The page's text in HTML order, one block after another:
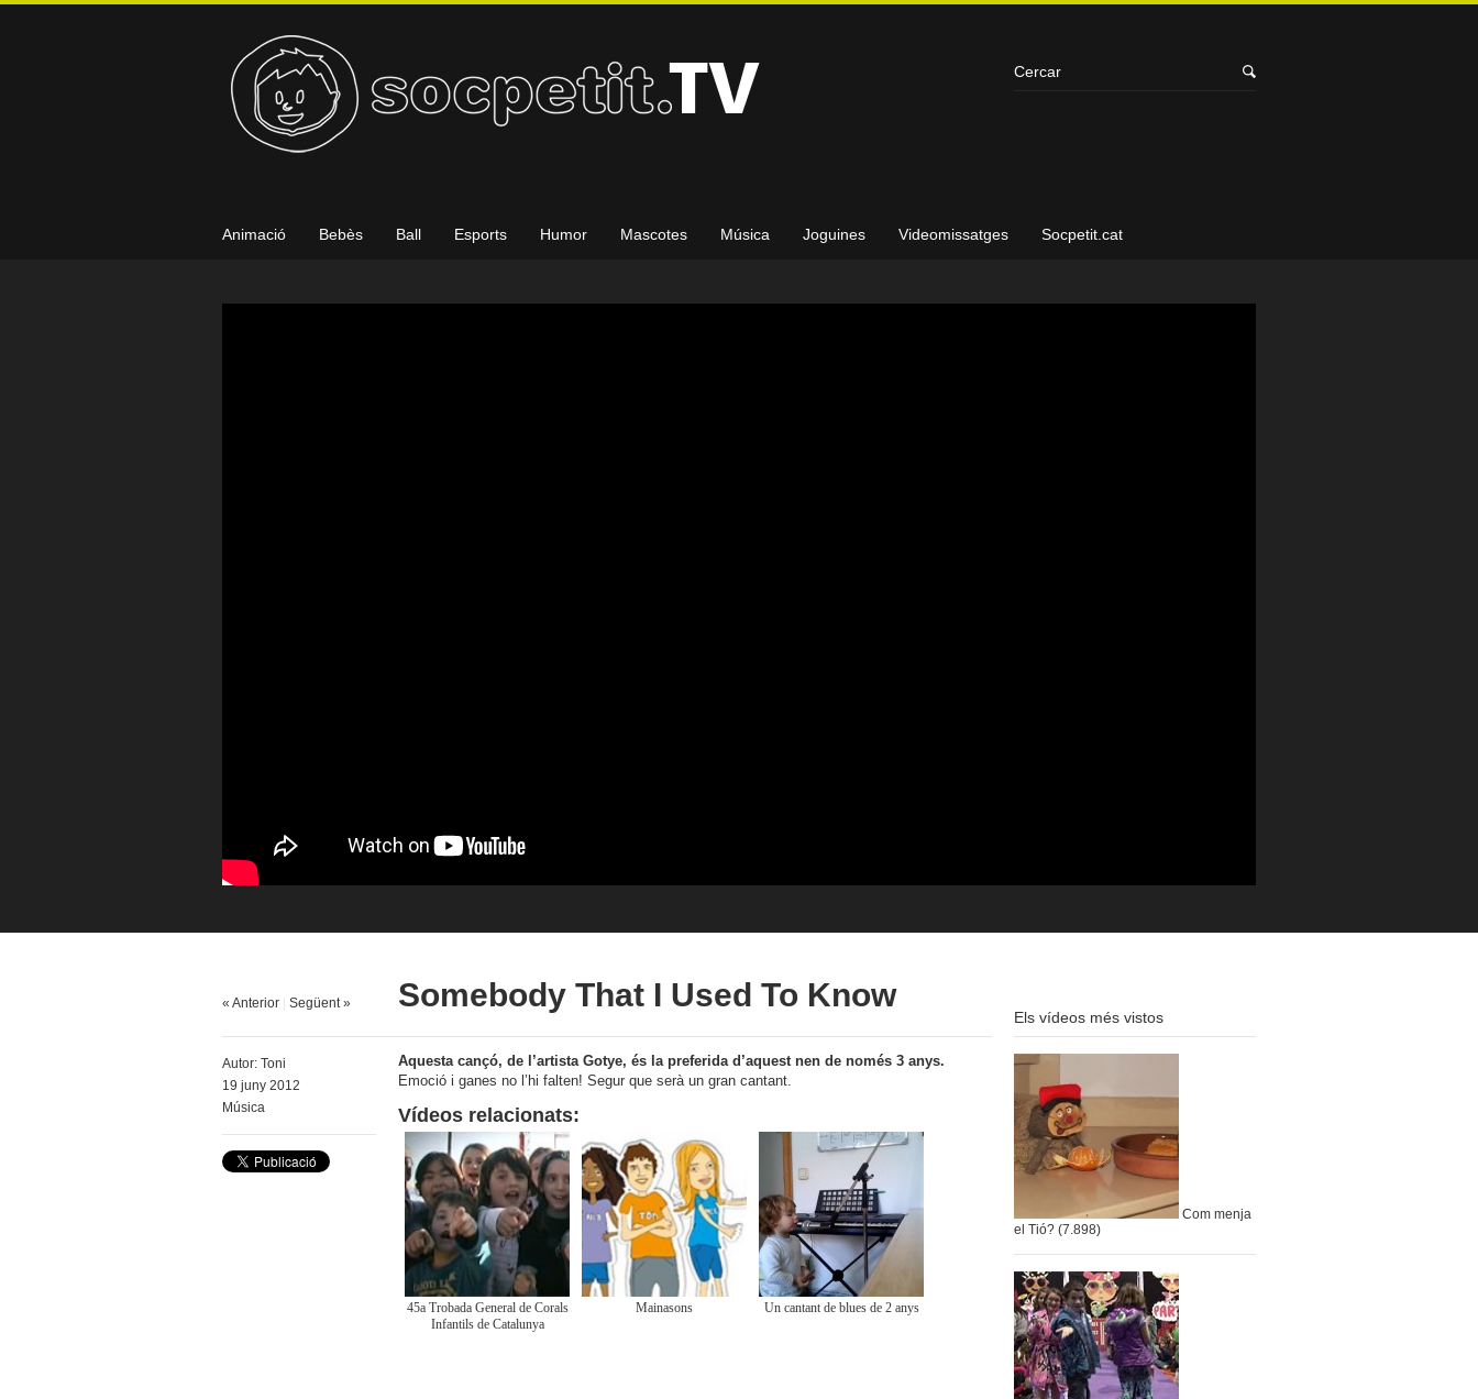
Animació Bebès Ball Esports Humor Mascotes Música Joguines Videomissatges Socpetit.cat
Somebody That I Used To Know
« Anterior Següent »
Autor: Toni
19 juny 2012
Música
Aquesta cançó, de l’artista Gotye, és la preferida d’aquest nen de només 3 anys.
Emoció i ganes no l’hi falten! Segur que serà un gran cantant.
Vídeos relacionats:
45a Trobada General de Corals
Infantils de Catalunya
Mainasons Un cantant de blues de 2 anys
Els vídeos més vistos
Com menja
el Tió? (7.898)